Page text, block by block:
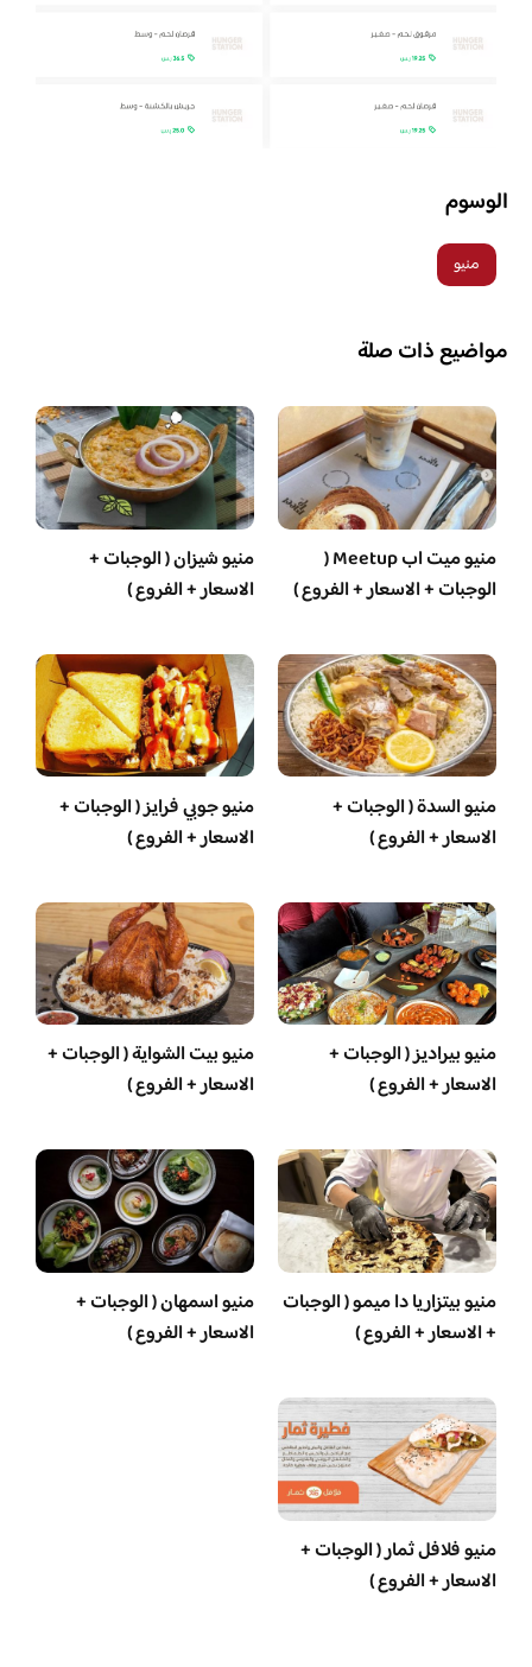
الوسوم
منيو
مواضيع ذات صلة
منيو ميت اب Meetup (
الوجبات + الاسعار + الفروع )
منيو شيزان ( الوجبات +
الاسعار + الفروع )
منيو السدة ( الوجبات +
الاسعار + الفروع )
منيو جوبي فرايز ( الوجبات +
الاسعار + الفروع )
منيو بيراديز ( الوجبات +
الاسعار + الفروع )
منيو بيت الشواية ( الوجبات +
الاسعار + الفروع )
منيو بيتزاريا دا ميمو ( الوجبات
+ الاسعار + الفروع )
منيو اسمهان ( الوجبات +
الاسعار + الفروع )
منيو فلافل ثمار ( الوجبات +
الاسعار + الفروع )